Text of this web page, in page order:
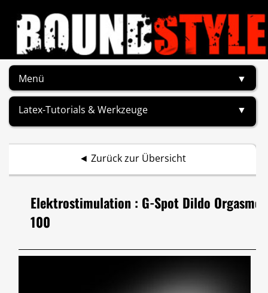
Menü ▼
Latex-Tutorials & Werkzeuge ▼
◄ Zurück zur Übersicht
Elektrostimulation : G-Spot Dildo Orgasmo
100